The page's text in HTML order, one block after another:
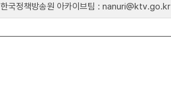
한국정책방송원 아카이브팀 : nanuri@ktv.go.kr